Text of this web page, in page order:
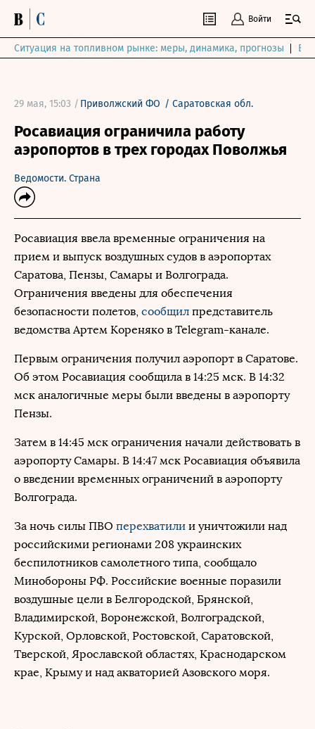
Войти
Ситуация на топливном рынке: меры, динамика, прогнозы
29 мая, 15:03 / Приволжский ФО / Саратовская обл.
Росавиация ограничила работу
аэропортов в трех городах Поволжья
Ведомости. Страна
Росавиация ввела временные ограничения на
прием и выпуск воздушных судов в аэропортах
Саратова, Пензы, Самары и Волгограда.
Ограничения введены для обеспечения
безопасности полетов, сообщил представитель
ведомства Артем Кореняко в Telegram-канале.
Первым ограничения получил аэропорт в Саратове.
Об этом Росавиация сообщила в 14:25 мск. В 14:32
мск аналогичные меры были введены в аэропорту
Пензы.
Затем в 14:45 мск ограничения начали действовать в
аэропорту Самары. В 14:47 мск Росавиация объявила
о введении временных ограничений в аэропорту
Волгограда.
За ночь силы ПВО перехватили и уничтожили над
российскими регионами 208 украинских
беспилотников самолетного типа, сообщало
Минобороны РФ. Российские военные поразили
воздушные цели в Белгородской, Брянской,
Владимирской, Воронежской, Волгоградской,
Курской, Орловской, Ростовской, Саратовской,
Тверской, Ярославской областях, Краснодарском
крае, Крыму и над акваторией Азовского моря.